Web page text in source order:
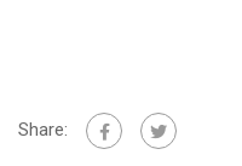
Share: